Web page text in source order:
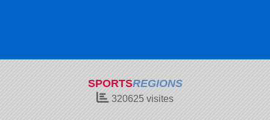
SPORTSREGIONS
320625 visites